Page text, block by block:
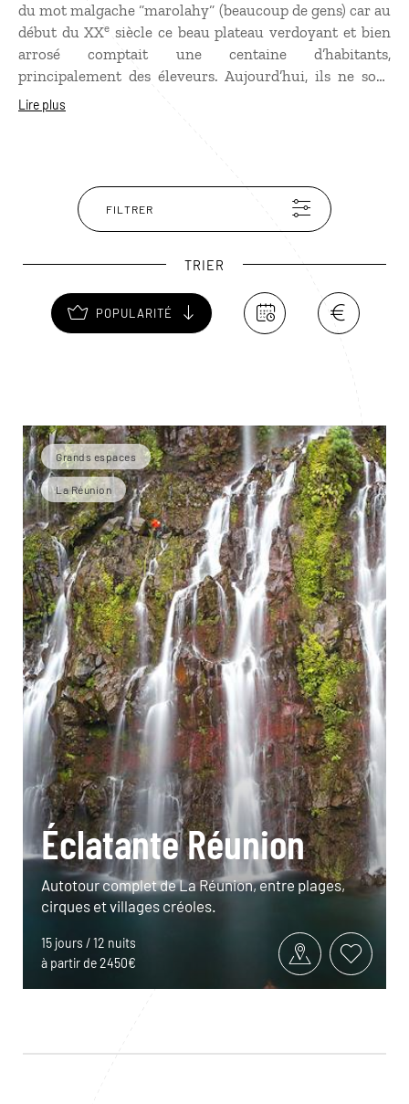
du mot malgache “marolahy“ (beaucoup de gens) car au
début du XXe siècle ce beau plateau verdoyant et bien
arrosé comptait une centaine d’habitants,
principalement des éleveurs. Aujourd’hui, ils ne sont
plus qu’une vingtaine mais le village de Marla est
Lire plus
FILTRER
TRIER
POPULARITÉ
Grands espaces
La Réunion
Éclatante Réunion
Autotour complet de La Réunion, entre plages,
cirques et villages créoles.
15 jours / 12 nuits
à partir de 2450€